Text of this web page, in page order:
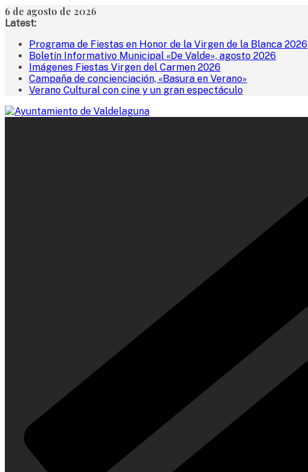
Saltar
al
6 de agosto de 2026
Latest:
Programa de Fiestas en Honor de la Virgen de la Blanca 2026
Boletín Informativo Municipal «De Valde», agosto 2026
Imágenes Fiestas Virgen del Carmen 2026
Campaña de concienciación, «Basura en Verano»
Verano Cultural con cine y un gran espectáculo